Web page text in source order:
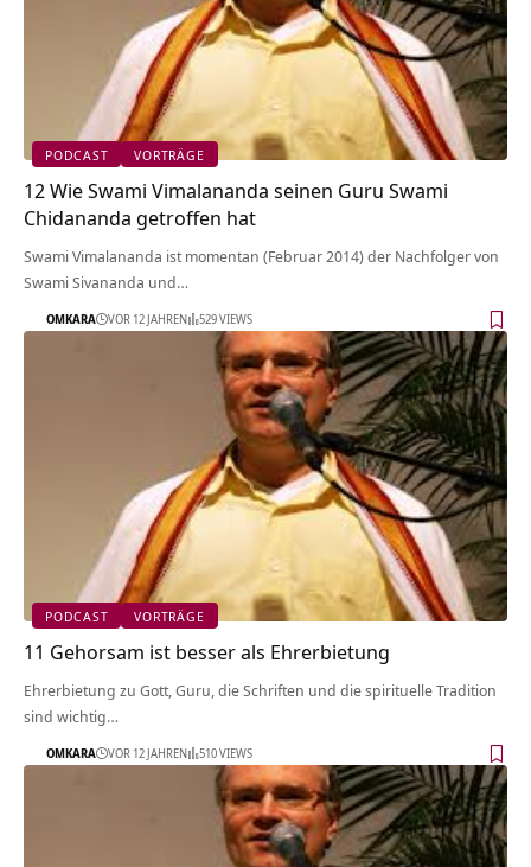
PODCAST VORTRÄGE
12 Wie Swami Vimalananda seinen Guru Swami
Chidananda getroffen hat
Swami Vimalananda ist momentan (Februar 2014) der Nachfolger von
Swami Sivananda und…
OMKARA VOR 12 JAHREN 529 VIEWS
PODCAST VORTRÄGE
11 Gehorsam ist besser als Ehrerbietung
Ehrerbietung zu Gott, Guru, die Schriften und die spirituelle Tradition
sind wichtig…
OMKARA VOR 12 JAHREN 510 VIEWS